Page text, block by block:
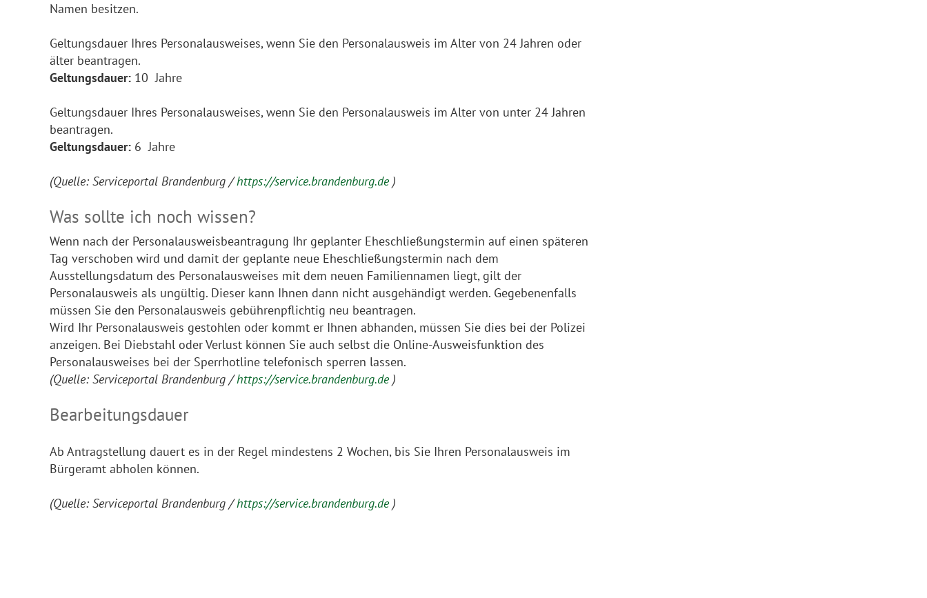
Namen besitzen.
Geltungsdauer Ihres Personalausweises, wenn Sie den Personalausweis im Alter von 24 Jahren oder
älter beantragen.
Geltungsdauer: 10 Jahre
Geltungsdauer Ihres Personalausweises, wenn Sie den Personalausweis im Alter von unter 24 Jahren
beantragen.
Geltungsdauer: 6 Jahre
(Quelle: Serviceportal Brandenburg /https://service.brandenburg.de)
Was sollte ich noch wissen?
Wenn nach der Personalausweisbeantragung Ihr geplanter Eheschließungstermin auf einen späteren
Tag verschoben wird und damit der geplante neue Eheschließungstermin nach dem
Ausstellungsdatum des Personalausweises mit dem neuen Familiennamen liegt, gilt der
Personalausweis als ungültig. Dieser kann Ihnen dann nicht ausgehändigt werden. Gegebenenfalls
müssen Sie den Personalausweis gebührenpflichtig neu beantragen.
Wird Ihr Personalausweis gestohlen oder kommt er Ihnen abhanden, müssen Sie dies bei der Polizei
anzeigen. Bei Diebstahl oder Verlust können Sie auch selbst die Online-Ausweisfunktion des
Personalausweises bei der Sperrhotline telefonisch sperren lassen.
(Quelle: Serviceportal Brandenburg /https://service.brandenburg.de)
Bearbeitungsdauer
Ab Antragstellung dauert es in der Regel mindestens 2 Wochen, bis Sie Ihren Personalausweis im
Bürgeramt abholen können.
(Quelle: Serviceportal Brandenburg /https://service.brandenburg.de)